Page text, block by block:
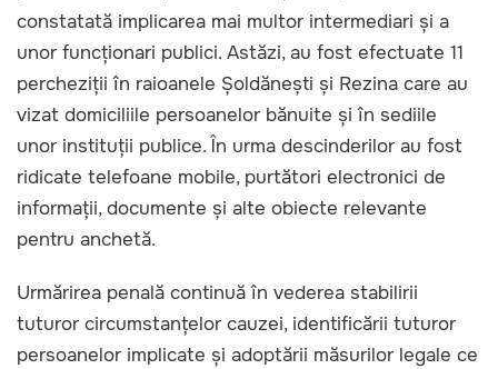
constatată implicarea mai multor intermediari și a
unor funcționari publici. Astăzi, au fost efectuate 11
percheziții în raioanele Șoldănești și Rezina care au
vizat domiciliile persoanelor bănuite și în sediile
unor instituții publice. În urma descinderilor au fost
ridicate telefoane mobile, purtători electronici de
informații, documente și alte obiecte relevante
pentru anchetă.
Urmărirea penală continuă în vederea stabilirii
tuturor circumstanțelor cauzei, identificării tuturor
persoanelor implicate și adoptării măsurilor legale ce